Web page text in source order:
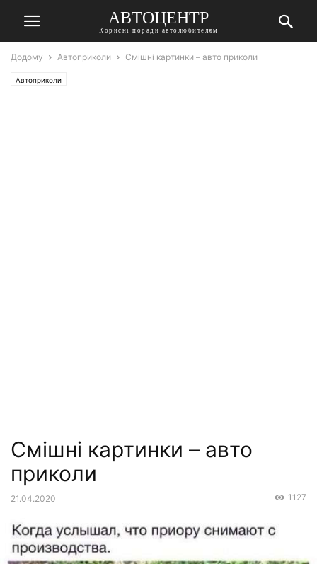
АВТОЦЕНТР
Корисні поради автолюбителям
Додому Автоприколи Смішні картинки – авто приколи
Автоприколи
Смішні картинки – авто
приколи
21.04.2020 1127